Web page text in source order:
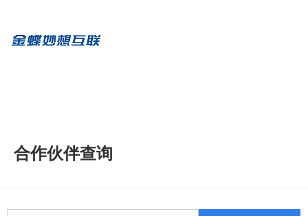
合作伙伴查询